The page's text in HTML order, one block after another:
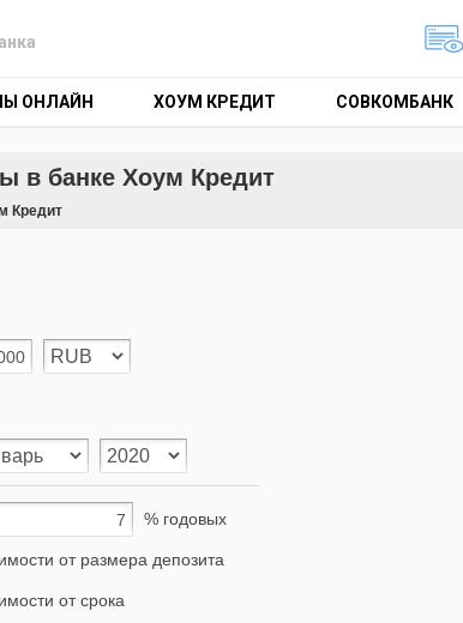
ОНЛАЙН ХОУМ КРЕДИТ СОВКОМБАНК
в банке Хоум Кредит
Кредит
% годовых
от размера депозита
от срока